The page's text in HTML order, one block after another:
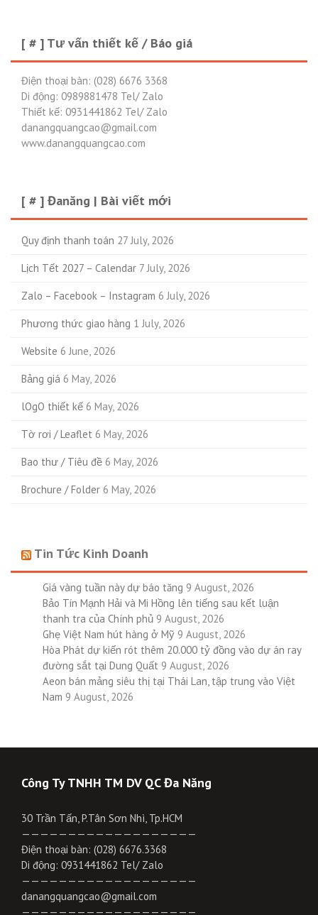
[ # ] Tư vấn thiết kế / Báo giá
Điện thoại bàn: (028) 6676 3368
Di động: 0989881478 Tel/ Zalo
Thiết kế: 0931441862 Tel/ Zalo
danangquangcao@gmail.com
www.danangquangcao.com
[ # ] Đanăng | Bài viết mới
Quy định thanh toán 27 July, 2026
Lịch Tết 2027 – Calendar 7 July, 2026
Zalo – Facebook – Instagram 6 July, 2026
Phương thức giao hàng 1 July, 2026
Website 6 June, 2026
Bảng giá 6 May, 2026
lOgO thiết kế 6 May, 2026
Tờ rơi / Leaflet 6 May, 2026
Bao thư / Tiêu đề 6 May, 2026
Brochure / Folder 6 May, 2026
Tin Tức Kinh Doanh
Giá vàng tuần này dự báo tăng 9 August, 2026
Bảo Tín Mạnh Hải và Mi Hồng lên tiếng sau kết luận
thanh tra của Chính phủ 9 August, 2026
Ghẹ Việt Nam hút hàng ở Mỹ 9 August, 2026
Hòa Phát dự kiến rót thêm 20.000 tỷ đồng vào dự án ray
đường sắt tại Dung Quất 9 August, 2026
Aeon bán mảng siêu thị tại Thái Lan, tập trung vào Việt
Nam 9 August, 2026
Công Ty TNHH TM DV QC Đa Năng
30 Trần Tấn, P.Tân Sơn Nhì, Tp.HCM
———————————————————
Điện thoại bàn: (028) 6676.3368
Di động: 0931441862 Tel/ Zalo
———————————————————
danangquangcao@gmail.com
———————————————————